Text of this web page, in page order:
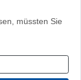
müssten Sie